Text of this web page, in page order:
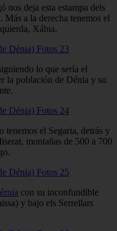
nos deja esta estampa dels
a la derecha tenemos el
Xábia.
lo que sería el
la población de Dénia y su
tenemos el Segaria, detrás y
montañas de 500 a 700
con su inconfundible
y bajo els Serrellars